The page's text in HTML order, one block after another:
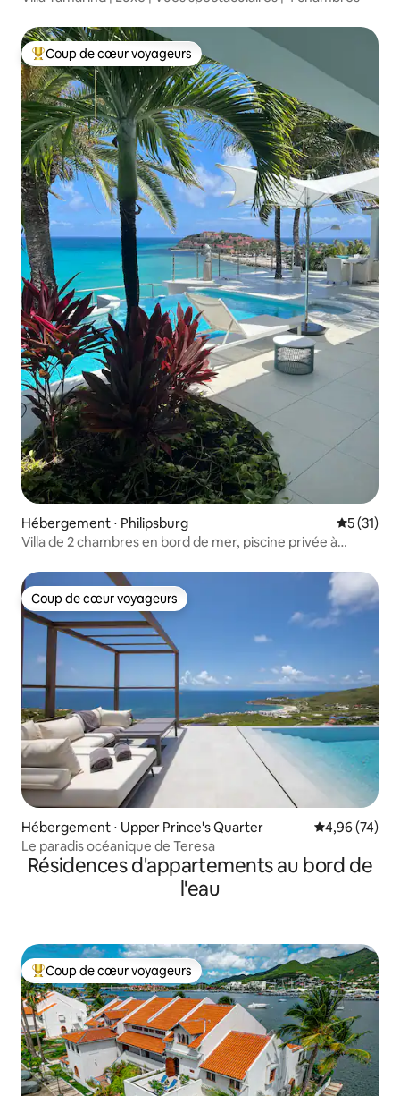
Coups de cœur voyageurs les plus appréciés
Coup de cœur voyageurs
Hébergement ⋅ Philipsburg
5 (31)
Villa de 2 chambres en bord de mer, piscine privée à
Coup de cœur voyageurs
Coup de cœur voyageurs
Hébergement ⋅ Upper Prince's Quarter Évaluation
4,96 (74)
Le paradis océanique de Teresa
Résidences d'appartements au bord de
l'eau
Coups de cœur voyageurs les plus appréciés
Coup de cœur voyageurs